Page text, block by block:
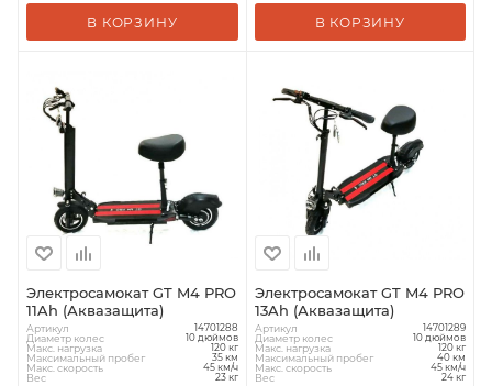
В КОРЗИНУ В КОРЗИНУ
Электросамокат GT M4 PRO
11Ah (Аквазащита)
Артикул 14701288
Диаметр колес 10 дюймов
Макс. нагрузка 120 кг
Максимальный пробег 35 км
Макс. скорость 45 км/ч
Вес 23 кг
Электросамокат GT M4 PRO
13Ah (Аквазащита)
Артикул 14701289
Диаметр колес 10 дюймов
Макс. нагрузка 120 кг
Максимальный пробег 40 км
Макс. скорость 45 км/ч
Вес 24 кг